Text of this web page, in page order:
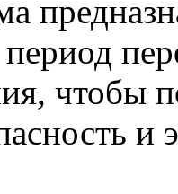
чтобы